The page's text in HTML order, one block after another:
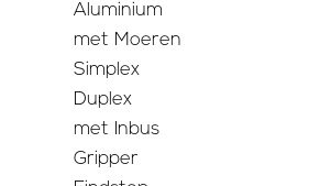
Aluminium
met Moeren
Simplex
Duplex
met Inbus
Gripper